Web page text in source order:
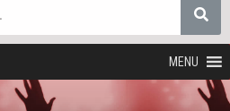
MENU